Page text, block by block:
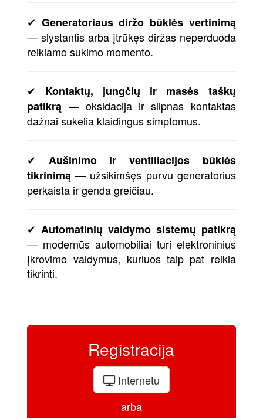
✔ Generatoriaus diržo būklės vertinimą
— slystantis arba įtrūkęs diržas neperduoda
reikiamo sukimo momento.
✔ Kontaktų, jungčių ir masės taškų
patikrą — oksidacija ir silpnas kontaktas
dažnai sukelia klaidingus simptomus.
✔ Aušinimo ir ventiliacijos būklės
tikrinimą — užsikimšęs purvu generatorius
perkaista ir genda greičiau.
✔ Automatinių valdymo sistemų patikrą
— modernūs automobiliai turi elektroninius
įkrovimo valdymus, kuriuos taip pat reikia
tikrinti.
Registracija
Internetu
arba